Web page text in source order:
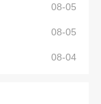
08-05
08-05
08-04